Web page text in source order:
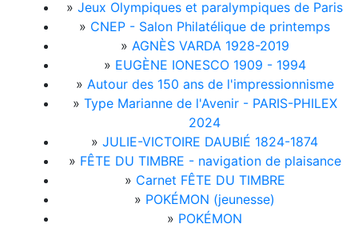
» Jeux Olympiques et paralympiques de Paris
» CNEP - Salon Philatélique de printemps
» AGNÈS VARDA 1928-2019
» EUGÈNE IONESCO 1909 - 1994
» Autour des 150 ans de l'impressionnisme
» Type Marianne de l'Avenir - PARIS-PHILEX
2024
» JULIE-VICTOIRE DAUBIÉ 1824-1874
» FÊTE DU TIMBRE - navigation de plaisance
» Carnet FÊTE DU TIMBRE
» POKÉMON (jeunesse)
» POKÉMON